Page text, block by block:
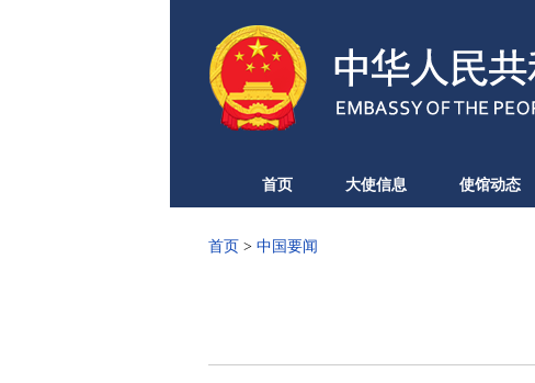
首页 大使信息 使馆动态
首页 > 中国要闻